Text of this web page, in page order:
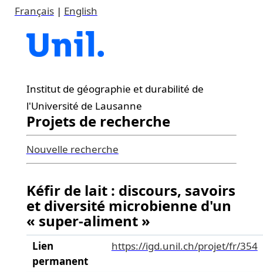
Français| English
Institut de géographie et durabilité de
l'Université de Lausanne
Projets de recherche
Nouvelle recherche
Kéfir de lait : discours, savoirs
et diversité microbienne d'un
« super-aliment »
Lien
permanent
https://igd.unil.ch/projet/fr/354